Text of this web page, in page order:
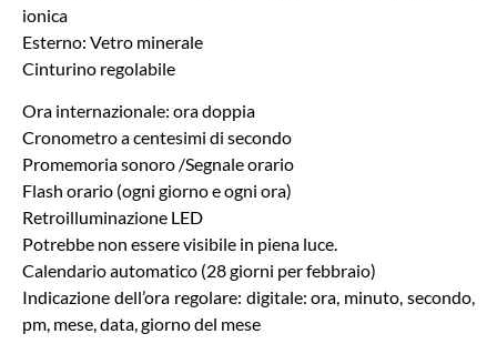
ionica
Esterno: Vetro minerale
Cinturino regolabile
Ora internazionale: ora doppia
Cronometro a centesimi di secondo
Promemoria sonoro /Segnale orario
Flash orario (ogni giorno e ogni ora)
Retroilluminazione LED
Potrebbe non essere visibile in piena luce.
Calendario automatico (28 giorni per febbraio)
Indicazione dell’ora regolare: digitale: ora, minuto, secondo,
pm, mese, data, giorno del mese